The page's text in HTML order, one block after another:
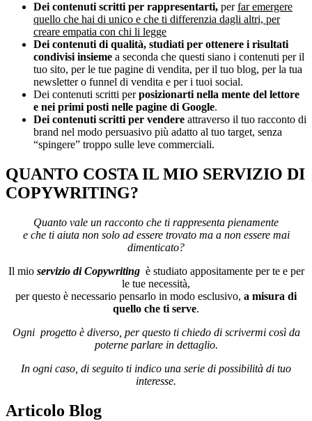
Dei contenuti scritti per rappresentarti, perfar emergere
quello che hai di unico e che ti differenzia dagli altri, per
creare empatia con chi li legge
Dei contenuti di qualità, studiati per ottenere i risultati
condivisi insieme a seconda che questi siano i contenuti per il
tuo sito, per le tue pagine di vendita, per il tuo blog, per la tua
newsletter o funnel di vendita e per i tuoi social.
Dei contenuti scritti perposizionarti nella mente del lettore
e nei primi posti nelle pagine di Google.
Dei contenuti scritti per vendere attraverso il tuo racconto di
brand nel modo persuasivo più adatto al tuo target, senza
“spingere” troppo sulle leve commerciali.
QUANTO COSTA IL MIO SERVIZIO DI
COPYWRITING?
Quanto vale un racconto che ti rappresenta pienamente
e che ti aiuta non solo ad essere trovato ma a non essere mai
dimenticato?
Il mio servizio di Copywritingè studiato appositamente per te e per
le tue necessità,
per questo è necessario pensarlo in modo esclusivo, a misura di
quello che ti serve.
Ogniprogetto è diverso, per questo ti chiedo di scrivermi così da
poterne parlare in dettaglio.
In ogni caso, di seguito ti indico una serie di possibilità di tuo
interesse.
Articolo Blog